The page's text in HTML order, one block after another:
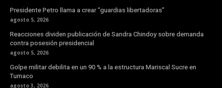
Presidente Petro llama a crear “guardias libertadoras”
agosto 5, 2026
Reacciones dividen publicación de Sandra Chindoy sobre demanda
contra posesión presidencial
agosto 5, 2026
Golpe militar debilita en un 90 % a la estructura Mariscal Sucre en
Tumaco
agosto 3, 2026